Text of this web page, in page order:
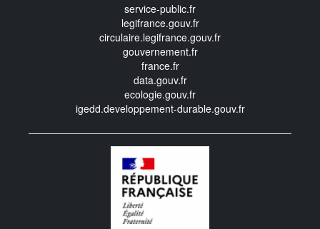
service-public.fr
legifrance.gouv.fr
circulaire.legifrance.gouv.fr
gouvernement.fr
france.fr
data.gouv.fr
ecologie.gouv.fr
igedd.developpement-durable.gouv.fr